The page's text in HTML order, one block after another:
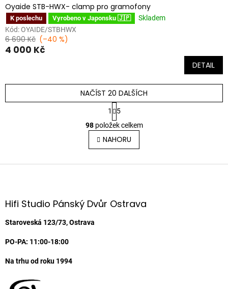
Oyaide STB-HWX- clamp pro gramofony
K poslechu Vyrobeno v Japonsku 🇯🇵
Skladem
Kód: OYAIDE/STBHWX
6 690 Kč (–40 %)
4 000 Kč
DETAIL
O
v
l
á
p
r
NAČÍST 20 DALŠÍCH
S
t
r
á
n
k
v
1
5
98položek celkem
NAHORU
Z
aHifi Studio Pánský Dvůr Ostrava
Staroveská 123/73, Ostrava
PO-PA: 11:00-18:00
Na trhu od roku 1994